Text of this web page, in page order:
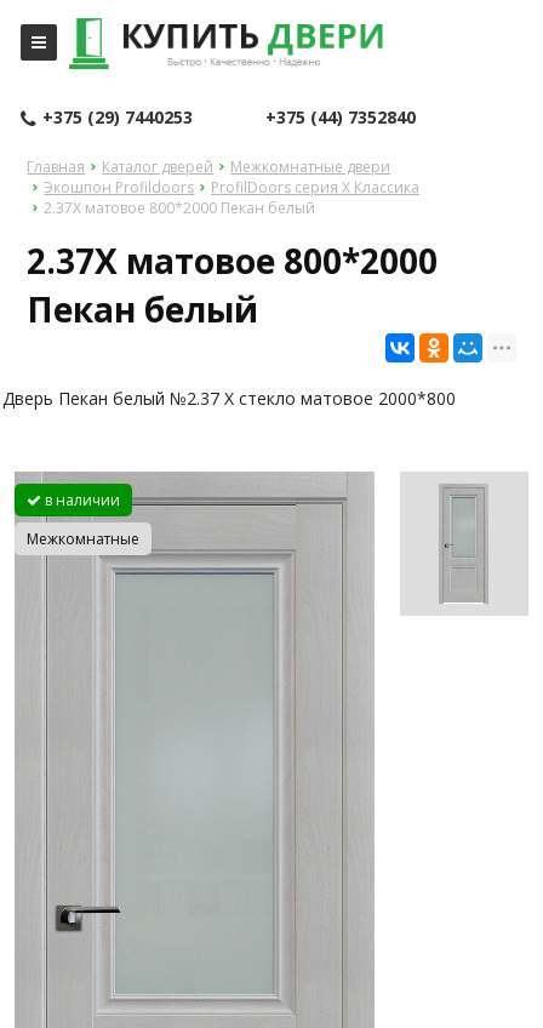
+375 (29) 7440253 +375 (44) 7352840
Главная Каталог дверей
Межкомнатные двери
Экошпон Profildoors
ProfilDoors серия X Классика
2.37X матовое 800*2000 Пекан белый
2.37X матовое 800*2000
Пекан белый
Дверь Пекан белый №2.37 X стекло матовое 2000*800
в наличии
Межкомнатные